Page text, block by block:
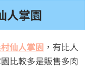
人掌園
仙人掌園 ，有比人
比較多是販售多肉